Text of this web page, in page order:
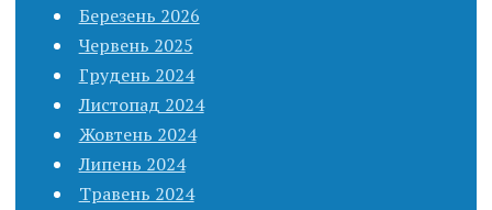
Березень 2026
Червень 2025
Грудень 2024
Листопад 2024
Жовтень 2024
Липень 2024
Травень 2024